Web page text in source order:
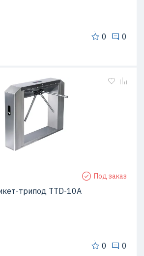
0 0
Под заказ
трипод TTD-10A
0 0